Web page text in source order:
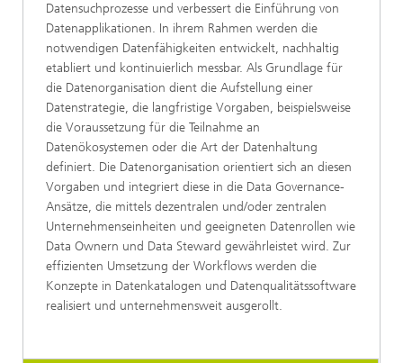
Datensuchprozesse und verbessert die Einführung von
Datenapplikationen. In ihrem Rahmen werden die
notwendigen Datenfähigkeiten entwickelt, nachhaltig
etabliert und kontinuierlich messbar. Als Grundlage für
die Datenorganisation dient die Aufstellung einer
Datenstrategie, die langfristige Vorgaben, beispielsweise
die Voraussetzung für die Teilnahme an
Datenökosystemen oder die Art der Datenhaltung
definiert. Die Datenorganisation orientiert sich an diesen
Vorgaben und integriert diese in die Data Governance-
Ansätze, die mittels dezentralen und/oder zentralen
Unternehmenseinheiten und geeigneten Datenrollen wie
Data Ownern und Data Steward gewährleistet wird. Zur
effizienten Umsetzung der Workflows werden die
Konzepte in Datenkatalogen und Datenqualitätssoftware
realisiert und unternehmensweit ausgerollt.